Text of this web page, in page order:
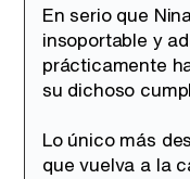
En serio que
insoportable y
prácticamente
su dichoso
Lo único más
que vuelva a la